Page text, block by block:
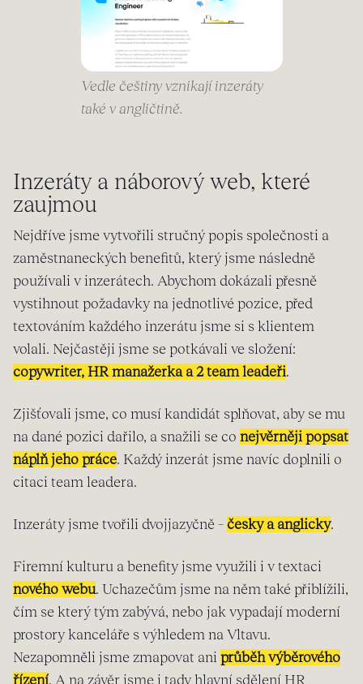
Vedle češtiny vznikají inzeráty
také v angličtině.
Inzeráty a náborový web, které
zaujmou
Nejdříve jsme vytvořili stručný popis společnosti a
zaměstnaneckých benefitů, který jsme následně
používali v inzerátech. Abychom dokázali přesně
vystihnout požadavky na jednotlivé pozice, před
textováním každého inzerátu jsme si s klientem
volali. Nejčastěji jsme se potkávali ve složení:
copywriter, HR manažerka a 2 team leadeři.
Zjišťovali jsme, co musí kandidát splňovat, aby se mu
na dané pozici dařilo, a snažili se co nejvěrněji popsat
náplň jeho práce. Každý inzerát jsme navíc doplnili o
citaci team leadera.
Inzeráty jsme tvořili dvojjazyčně – česky a anglicky.
Firemní kulturu a benefity jsme využili i v textaci
nového webu. Uchazečům jsme na něm také přiblížili,
čím se který tým zabývá, nebo jak vypadají moderní
prostory kanceláře s výhledem na Vltavu.
Nezapomněli jsme zmapovat ani průběh výběrového
řízení. A na závěr jsme i tady hlavní sdělení HR